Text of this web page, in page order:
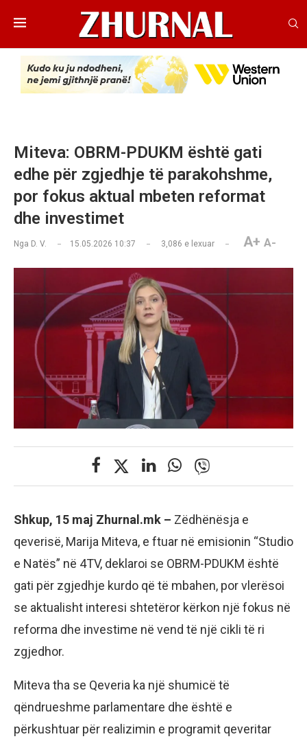
Miteva: OBRM-PDUKM është gati
edhe për zgjedhje të parakohshme,
por fokus aktual mbeten reformat
dhe investimet
Nga D. V. 15.05.2026 10:37 3,086 e lexuar A+ A-
Shkup, 15 maj Zhurnal.mk – Zëdhënësja e
qeverisë, Marija Miteva, e ftuar në emisionin “Studio
e Natës” në 4TV, deklaroi se OBRM-PDUKM është
gati për zgjedhje kurdo që të mbahen, por vlerësoi
se aktualisht interesi shtetëror kërkon një fokus në
reforma dhe investime në vend të një cikli të ri
zgjedhor.
Miteva tha se Qeveria ka një shumicë të
qëndrueshme parlamentare dhe është e
përkushtuar për realizimin e programit qeveritar